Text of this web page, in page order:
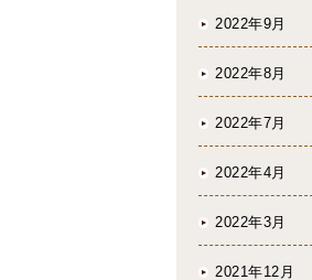
2022年9月
2022年8月
2022年7月
2022年4月
2022年3月
2021年12月